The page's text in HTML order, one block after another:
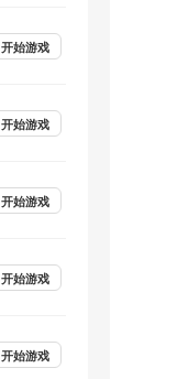
开始游戏
开始游戏
开始游戏
开始游戏
开始游戏